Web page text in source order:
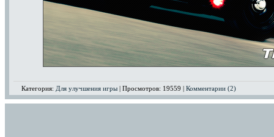
Категория: Для улучшения игры | Просмотров: 19559 | Комментарии (2)